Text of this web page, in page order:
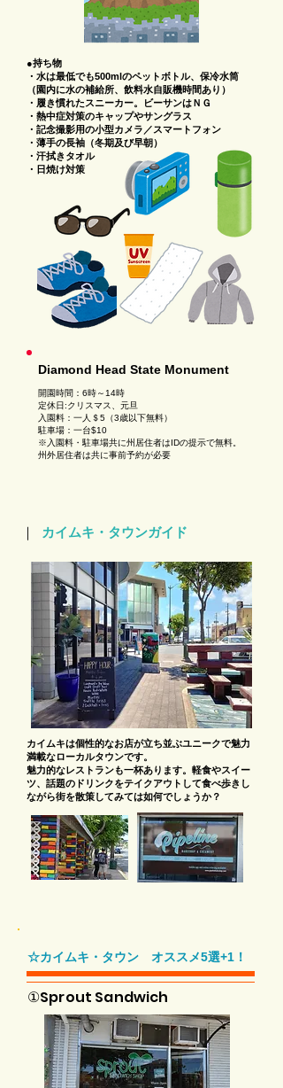
●持ち物
・水は最低でも500mlのペットボトル、保冷水筒
（園内に水の補給所、飲料水自販機時間あり）
・履き慣れたスニーカー。ビーサンはＮＧ
・熱中症対策のキャップやサングラス
・記念撮影用の小型カメラ／スマートフォン
・薄手の長袖（冬期及び早朝）
・汗拭きタオル
・日焼け対策
Diamond Head State Monument
開園時間：6時～14時
定休日:クリスマス、元旦
入園料：一人＄5（3歳以下無料）
駐車場：一台$10
※入園料・駐車場共に州居住者はIDの提示で無料。
州外居住者は共に事前予約が必要
｜ カイムキ・タウンガイド
カイムキは個性的なお店が立ち並ぶユニークで魅力
満載なローカルタウンです。
魅力的なレストランも一杯あります。軽食やスイー
ツ、話題のドリンクをテイクアウトして食べ歩きし
ながら街を散策してみては如何でしょうか？
☆カイムキ・タウン オススメ5選+1！
①Sprout Sandwich